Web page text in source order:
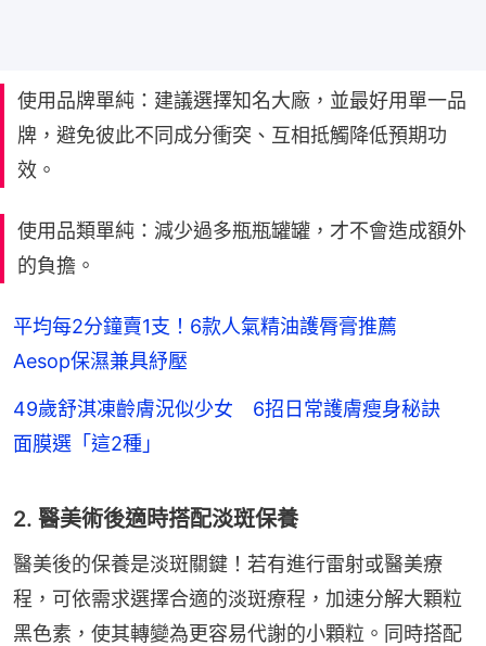
使用品牌單純：建議選擇知名大廠，並最好用單一品
牌，避免彼此不同成分衝突、互相抵觸降低預期功
效。
使用品類單純：減少過多瓶瓶罐罐，才不會造成額外
的負擔。
平均每2分鐘賣1支！6款人氣精油護脣膏推薦
Aesop保濕兼具紓壓
49歲舒淇凍齡膚況似少女 6招日常護膚瘦身秘訣
面膜選「這2種」
2. 醫美術後適時搭配淡斑保養
醫美後的保養是淡斑關鍵！若有進行雷射或醫美療
程，可依需求選擇合適的淡斑療程，加速分解大顆粒
黑色素，使其轉變為更容易代謝的小顆粒。同時搭配